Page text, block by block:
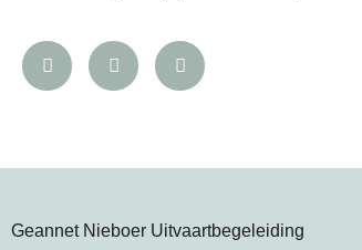
Geannet Nieboer Uitvaartbegeleiding